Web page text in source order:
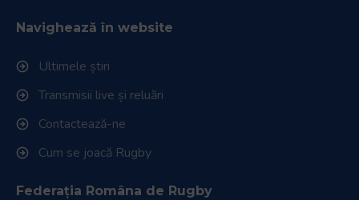
Navighează în website
Ultimele știri
Transmisii live și reluări
Contactează-ne
Cum se joacă Rugby
Federația Româna de Rugby